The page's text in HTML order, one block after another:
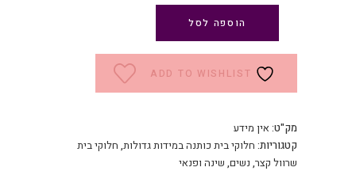
הוספה לסל
ADD TO WISHLIST
מק"ט: אין מידע
קטגוריות: חלוקי בית כותנה במידות גדולות, חלוקי בית
שרוול קצר, נשים, שינה ופנאי